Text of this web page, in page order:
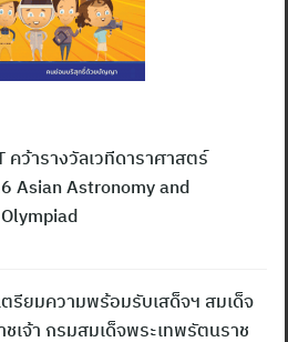
คว้ารางวัลเวทีดาราศาสตร์
Asian Astronomy and
ตรียมความพร้อมรับเสด็จฯ สมเด็จ
เจ้า กรมสมเด็จพระเทพรัตนราช